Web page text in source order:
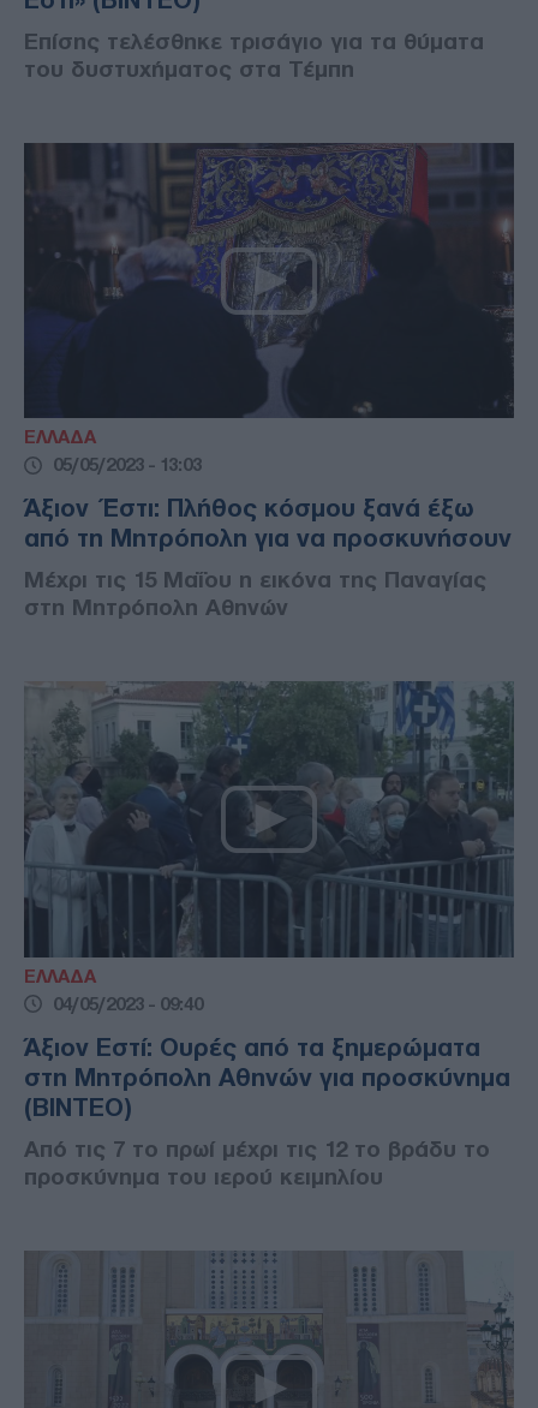
Επίσης τελέσθηκε τρισάγιο για τα θύματα
του δυστυχήματος στα Τέμπη
ΕΛΛΑΔΑ
05/05/2023 - 13:03
Άξιον Έστι: Πλήθος κόσμου ξανά έξω
από τη Μητρόπολη για να προσκυνήσουν
Μέχρι τις 15 Μαΐου η εικόνα της Παναγίας
στη Μητρόπολη Αθηνών
ΕΛΛΑΔΑ
04/05/2023 - 09:40
Άξιον Εστί: Ουρές από τα ξημερώματα
στη Μητρόπολη Αθηνών για προσκύνημα
(ΒΙΝΤΕΟ)
Από τις 7 το πρωί μέχρι τις 12 το βράδυ το
προσκύνημα του ιερού κειμηλίου